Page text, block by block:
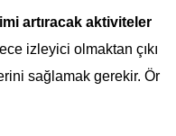
artıracak aktiviteler
izleyici olmaktan çıkı
sağlamak gerekir. Ör